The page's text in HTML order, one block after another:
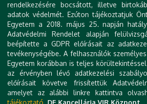
DE telefonkönyv
e-Organogram
Állásajánlatok
KK Orvoskereső
KK Szakrendelés kereső
KK Betegségkereső
Klinikai térkép
Levelezés
Hibabejelentés
Várólista
rendelkezésére bocsátott, illetve
adatok védelmét. Ezúton tájékoztatjuk
Egyetem a 2018. május 25. napján
Adatvédelmi Rendelet alapján
beépítette a GDPR előírásait az
tevékenységébe. A felhasználók
Egyetem korábban is teljes
az érvényben lévő adatkezelési
előírásait követve frissítettük
amelyet az alábbi linkre kattintva
tájékoztató. DE Kancellária VIR Központ